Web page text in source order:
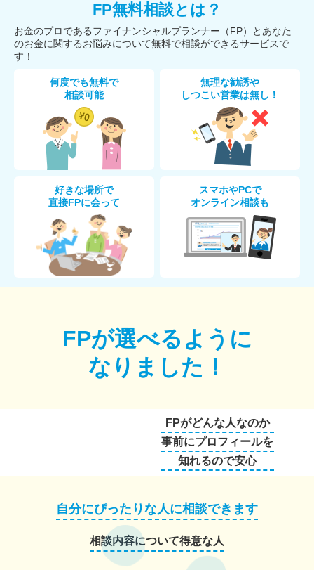
FP無料相談とは？
お金のプロであるファイナンシャルプランナー（FP）とあなた
のお金に関するお悩みについて無料で相談ができるサービスで
す！
何度でも無料で
相談可能
無理な勧誘や
しつこい営業は無し！
好きな場所で
直接FPに会って
スマホやPCで
オンライン相談も
FPが選べるように
なりました！
FPがどんな人なのか
事前にプロフィールを
知れるので安心
自分にぴったりな人に相談できます
相談内容について得意な人